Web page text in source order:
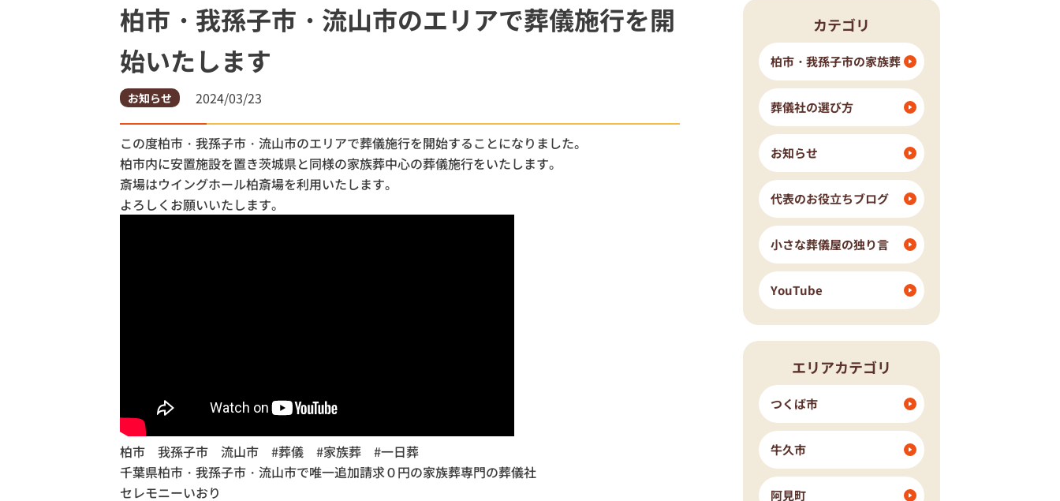
土浦市
土浦市営斎場
柏市 我孫子市
ウイングホール柏斎場
柏市・我孫子市・流山市のエリアで葬儀施行を開
始いたします
お知らせ 2024/03/23
この度柏市・我孫子市・流山市のエリアで葬儀施行を開始することになりました。
柏市内に安置施設を置き茨城県と同様の家族葬中心の葬儀施行をいたします。
斎場はウイングホール柏斎場を利用いたします。
よろしくお願いいたします。
柏市 我孫子市 流山市 #葬儀 #家族葬 #一日葬
千葉県柏市・我孫子市・流山市で唯一追加請求０円の家族葬専門の葬儀社
セレモニーいおり
カテゴリ
柏市・我孫子市の家族葬
葬儀社の選び方
お知らせ
代表のお役立ちブログ
小さな葬儀屋の独り言
YouTube
エリアカテゴリ
つくば市
牛久市
阿見町